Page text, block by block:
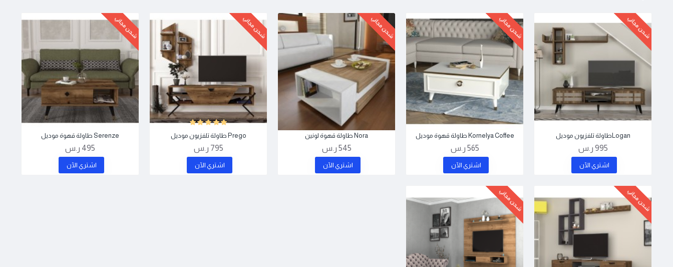
شحن مجاني
Loganطاولة تلفزيون موديل
995 ر.س
اشتري اﻵن
شحن مجاني
Kornelya Coffee طاولة قهوة موديل
565 ر.س
اشتري اﻵن
شحن مجاني
Nora طاولة قهوة لونين
545 ر.س
اشتري اﻵن
شحن مجاني
Prego طاولة تلفزيون موديل
795 ر.س
اشتري اﻵن
شحن مجاني
Serenze طاولة قهوة موديل
495 ر.س
اشتري اﻵن
شحن مجاني شحن مجاني